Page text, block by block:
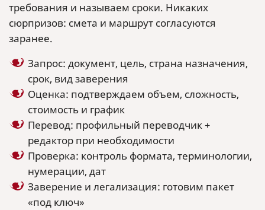
требования и называем сроки. Никаких
сюрпризов: смета и маршрут согласуются
заранее.
Запрос: документ, цель, страна назначения,
срок, вид заверения
Оценка: подтверждаем объем, сложность,
стоимость и график
Перевод: профильный переводчик +
редактор при необходимости
Проверка: контроль формата, терминологии,
нумерации, дат
Заверение и легализация: готовим пакет
«под ключ»